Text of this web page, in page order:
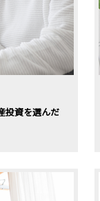
投資を選んだ